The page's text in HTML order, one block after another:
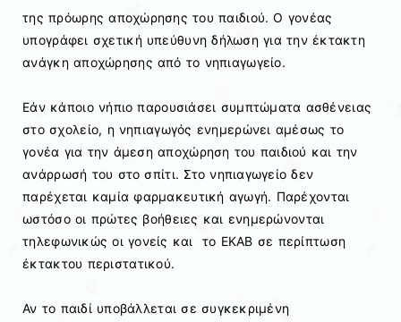
της πρόωρης αποχώρησης του παιδιού. Ο γονέας
υπογράφει σχετική υπεύθυνη δήλωση για την έκτακτη
ανάγκη αποχώρησης από το νηπιαγωγείο.
Εάν κάποιο νήπιο παρουσιάσει συμπτώματα ασθένειας
στο σχολείο, η νηπιαγωγός ενημερώνει αμέσως το
γονέα για την άμεση αποχώρηση του παιδιού και την
ανάρρωσή του στο σπίτι. Στο νηπιαγωγείο δεν
παρέχεται καμία φαρμακευτική αγωγή. Παρέχονται
ωστόσο οι πρώτες βοήθειες και ενημερώνονται
τηλεφωνικώς οι γονείς και το ΕΚΑΒ σε περίπτωση
έκτακτου περιστατικού.
Αν το παιδί υποβάλλεται σε συγκεκριμένη